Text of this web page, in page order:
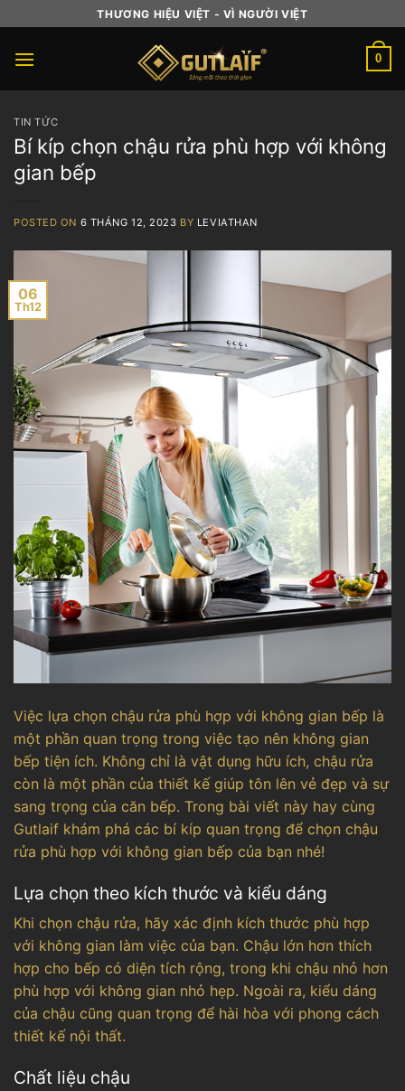
to
content
THƯƠNG HIỆU VIỆT - VÌ NGƯỜI VIỆT
0
TIN TỨC
Bí kíp chọn chậu rửa phù hợp với không
gian bếp
POSTED ON 6 THÁNG 12, 2023 BY LEVIATHAN
06
Th12
Việc lựa chọn chậu rửa phù hợp với không gian bếp là
một phần quan trọng trong việc tạo nên không gian
bếp tiện ích. Không chỉ là vật dụng hữu ích, chậu rửa
còn là một phần của thiết kế giúp tôn lên vẻ đẹp và sự
sang trọng của căn bếp. Trong bài viết này hay cùng
Gutlaif khám phá các bí kíp quan trọng để chọn chậu
rửa phù hợp với không gian bếp của bạn nhé!
Lựa chọn theo kích thước và kiểu dáng
Khi chọn chậu rửa, hãy xác định kích thước phù hợp
với không gian làm việc của bạn. Chậu lớn hơn thích
hợp cho bếp có diện tích rộng, trong khi chậu nhỏ hơn
phù hợp với không gian nhỏ hẹp. Ngoài ra, kiểu dáng
của chậu cũng quan trọng để hài hòa với phong cách
thiết kế nội thất.
Chất liệu chậu